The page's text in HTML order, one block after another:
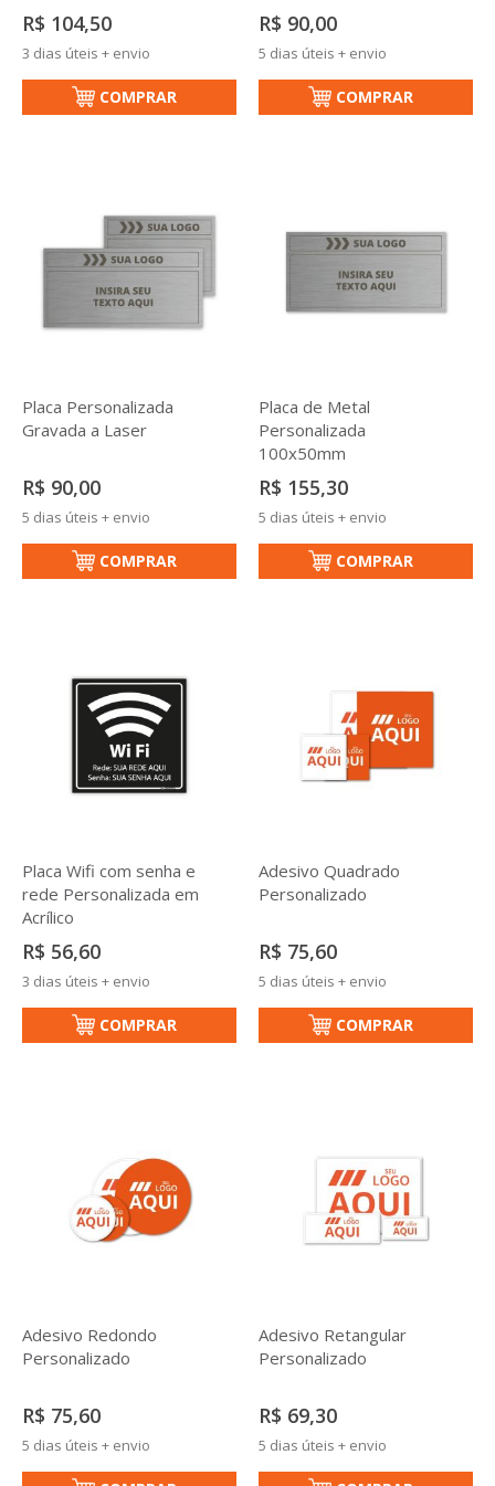
R$ 104,50
3 dias úteis + envio
COMPRAR
R$ 90,00
5 dias úteis + envio
COMPRAR
Placa Personalizada
Gravada a Laser
R$ 90,00
5 dias úteis + envio
COMPRAR
Placa de Metal
Personalizada
100x50mm
R$ 155,30
5 dias úteis + envio
COMPRAR
Placa Wifi com senha e
rede Personalizada em
Acrílico
R$ 56,60
3 dias úteis + envio
COMPRAR
Adesivo Quadrado
Personalizado
R$ 75,60
5 dias úteis + envio
COMPRAR
Adesivo Redondo
Personalizado
R$ 75,60
5 dias úteis + envio
Adesivo Retangular
Personalizado
R$ 69,30
5 dias úteis + envio